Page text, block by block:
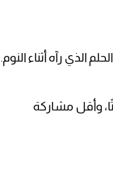
الذي رآه أثناء النوم.
وأقل مشاركة